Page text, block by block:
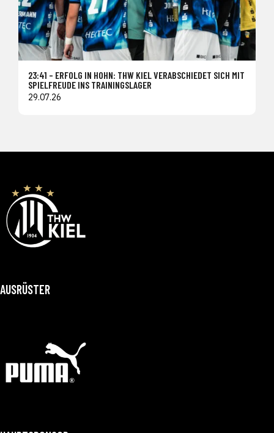
23:41 – ERFOLG IN HOHN: THW KIEL VERABSCHIEDET SICH MIT
SPIELFREUDE INS TRAININGSLAGER
29.07.26
AUSRÜSTER